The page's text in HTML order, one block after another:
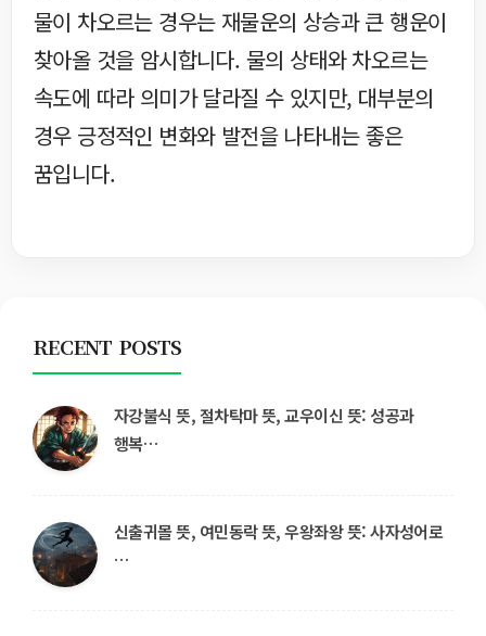
물이 차오르는 경우는 재물운의 상승과 큰 행운이
찾아올 것을 암시합니다. 물의 상태와 차오르는
속도에 따라 의미가 달라질 수 있지만, 대부분의
경우 긍정적인 변화와 발전을 나타내는 좋은
꿈입니다.
RECENT POSTS
자강불식 뜻, 절차탁마 뜻, 교우이신 뜻: 성공과
행복…
신출귀몰 뜻, 여민동락 뜻, 우왕좌왕 뜻: 사자성어로
…